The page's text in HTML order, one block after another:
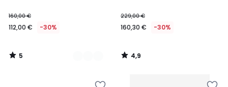
160,00 €
112,00 € -30%
5
/
229,00 €
160,30 € -30%
4,9
/